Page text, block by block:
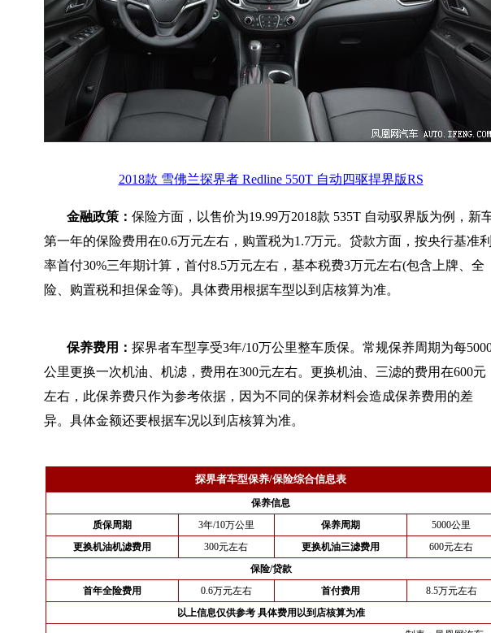
2018款 雪佛兰探界者 Redline 550T 自动四驱捍界版RS
金融政策： 保险方面，以售价为19.99万2018款 535T 自动驭界版为例，新
第一年的保险费用在0.6万元左右，购置税为1.7万元。贷款方面，按央行基准利
率首付30%三年期计算，首付8.5万元左右，基本税费3万元左右(包含上牌、全
险、购置税和担保金等)。具体费用根据车型以到店核算为准。
保养费用： 探界者车型享受3年/10万公里整车质保。常规保养周期为每
公里更换一次机油、机滤，费用在300元左右。更换机油、三滤的费用在600元
左右，此保养费只作为参考依据，因为不同的保养材料会造成保养费用的差
异。具体金额还要根据车况以到店核算为准。
探界者车型保养/保险综合信息表
保养信息
质保周期
3年/10万公里 保养周期
5000公里
更换机油机滤费用
300元左右 更换机油三滤费用
600元左右
保险/贷款
首年全险费用
0.6万元左右 首付费用
8.5万元左右
以上信息仅供参考 具体费用以到店核算为准